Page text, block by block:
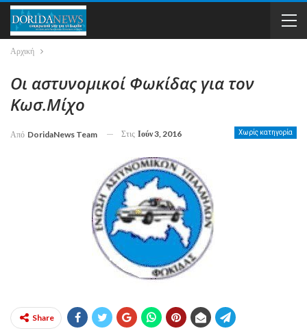
Αρχική
Οι αστυνομικοί Φωκίδας για τον
Κωσ.Μίχο
Χωρίς κατηγορία
Από DoridaNews Team Στις Ιούν 3, 2016
Share